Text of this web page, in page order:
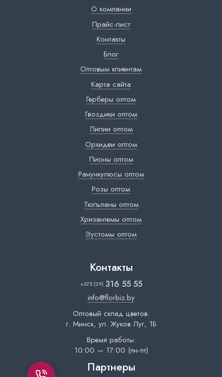
О компании
Прайс-лист
Контакты
Блог
Оптовым клиентам
Карта сайта
Герберы оптом
Гвоздики оптом
Лилии оптом
Орхидеи оптом
Пионы оптом
Ранункулюсы оптом
Розы оптом
Тюльпаны оптом
Хризантемы оптом
Эустомы оптом
Контакты
+375 (29) 316 55 55
info@florbiz.by
Оптовый склад цветов:
г. Минск, ул. Жуков Луг, 1Б
Время работы:
10:00 — 17:00 (пн-пт)
Партнеры